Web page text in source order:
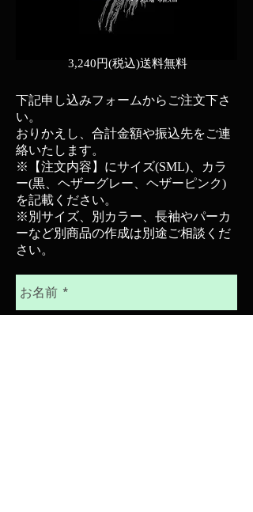
3,240円(税込)送料無料
下記申し込みフォームからご注文下さ
い。
おりかえし、合計金額や振込先をご連
絡いたします。
※【注文内容】にサイズ(SML)、カラ
ー(黒、ヘザーグレー、ヘザーピンク)
を記載ください。
​※別サイズ、別カラー、長袖やパーカ
ーなど別商品の作成は別途ご相談くだ
さい。